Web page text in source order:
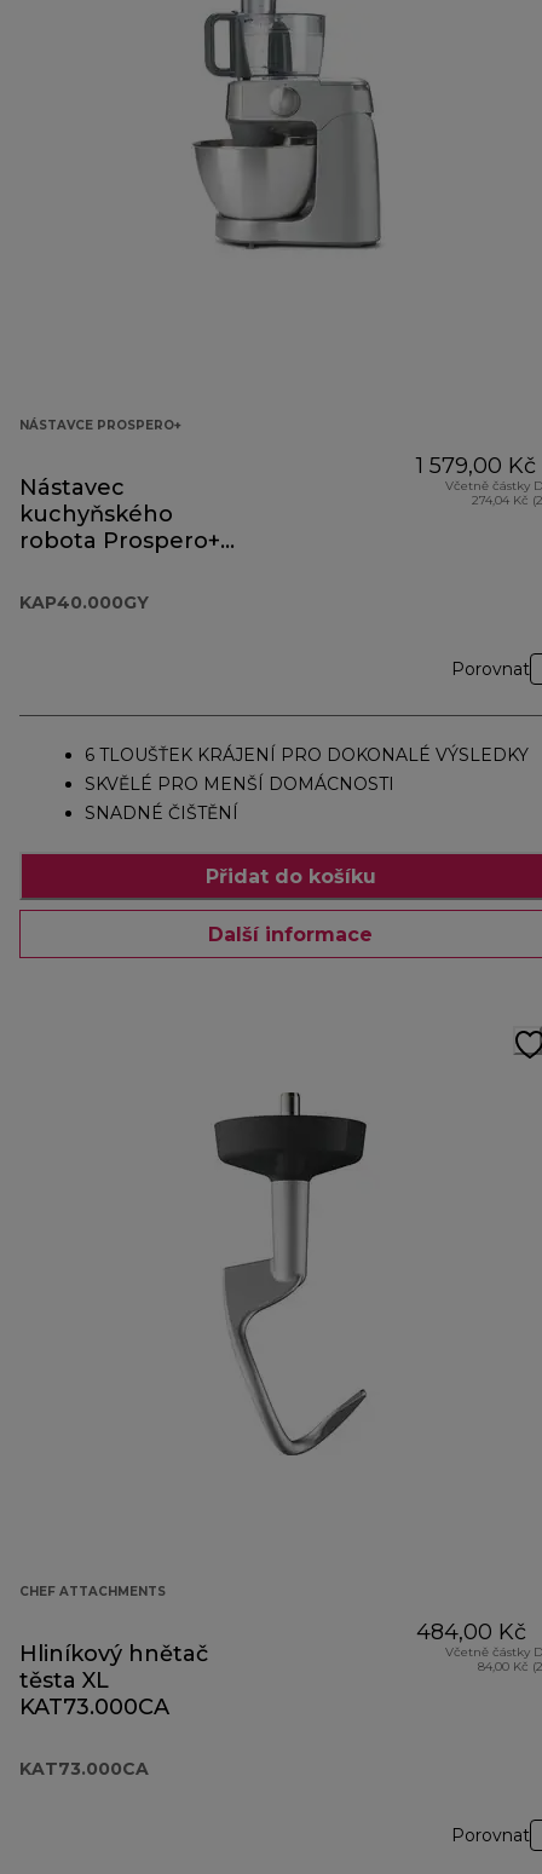
NÁSTAVCE PROSPERO+
Nástavec
kuchyňského
robota Prospero+
KAP40.000GY
1 579,00 Kč
Včetně částky
274,04 Kč
Porovnat
6 TLOUŠŤEK KRÁJENÍ PRO DOKONALÉ VÝSLEDKY
SKVĚLÉ PRO MENŠÍ DOMÁCNOSTI
SNADNÉ ČIŠTĚNÍ
Přidat do košíku
Další informace
CHEF ATTACHMENTS
Hliníkový hnětač
těsta XL
KAT73.000CA
KAT73.000CA
484,00 Kč
Včetně částky
84,00 Kč
Porovnat